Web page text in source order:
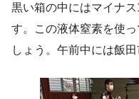
黒い箱の中にはマイナ
す。この液体窒素を使
しょう。午前中には飯